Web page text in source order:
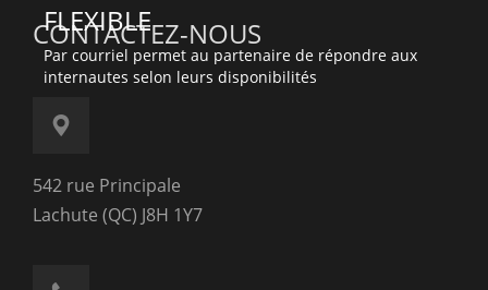
FLEXIBLE
Par courriel permet au partenaire de répondre aux
internautes selon leurs disponibilités
CONTACTEZ-NOUS
542 rue Principale
Lachute (QC) J8H 1Y7